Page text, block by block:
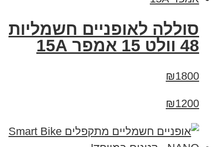
סוללה לאופניים חשמליות
48 וולט 15 אמפר 15A
₪1800
₪1200